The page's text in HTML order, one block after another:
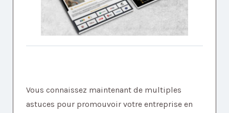
Vous connaissez maintenant de multiples
astuces pour promouvoir votre entreprise en